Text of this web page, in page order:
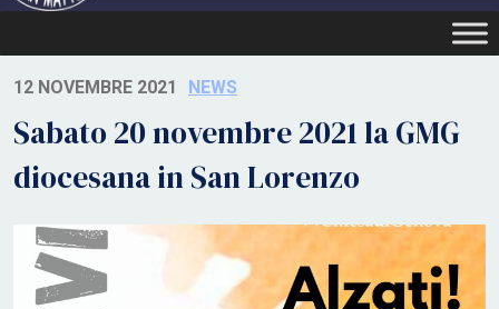
12 NOVEMBRE 2021 NEWS
Sabato 20 novembre 2021 la GMG
diocesana in San Lorenzo